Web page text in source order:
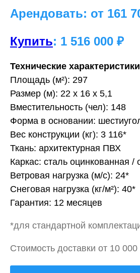
Арендовать: от 161
Купить: 1 516 000 ₽
Технические
Площадь (м²): 297
Размер (м): 22 х 16 х 5,1
Вместительность (чел): 148
Форма в основании:
Вес конструкции (кг): 3 116*
Ткань: архитектурная ПВХ
Каркас: сталь оцинкованная /
Ветровая нагрузка (м/с): 24*
Снеговая нагрузка (кг/м²): 40*
Гарантия: 12 месяцев
*для стандартной
Стоимость доставки от 10 000